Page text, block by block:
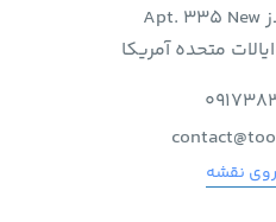
متحده آمریکا
نقشه